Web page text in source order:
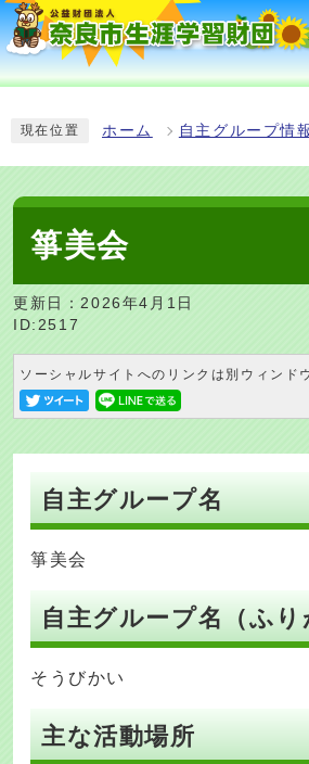
現在位置 ホーム 自主グループ情
箏美会
更新日：2026年4月1日
ID:2517
ソーシャルサイトへのリンクは別ウィンド
自主グループ名
箏美会
自主グループ名（ふり
そうびかい
主な活動場所